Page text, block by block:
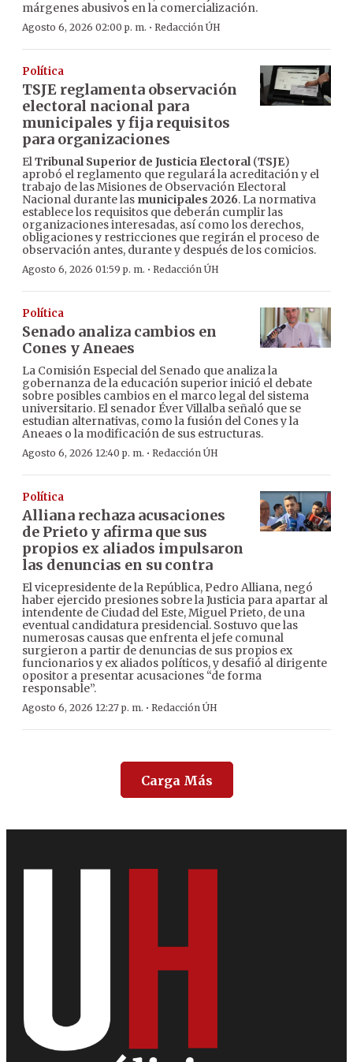
márgenes abusivos en la comercialización.
Agosto 6, 2026 02:00 p. m. · Redacción ÚH
Política
TSJE reglamenta observación
electoral nacional para
municipales y fija requisitos
para organizaciones
ElTribunal Superior de Justicia Electoral(TSJE)
aprobó el reglamento que regulará la acreditación y el
trabajo de las Misiones de Observación Electoral
Nacional durante las municipales 2026. La normativa
establece los requisitos que deberán cumplir las
organizaciones interesadas, así como los derechos,
obligaciones y restricciones que regirán el proceso de
observación antes, durante y después de los comicios.
Agosto 6, 2026 01:59 p. m. · Redacción ÚH
Política
Senado analiza cambios en
Cones y Aneaes
La Comisión Especial del Senado que analiza la
gobernanza de la educación superior inició el debate
sobre posibles cambios en el marco legal del sistema
universitario. El senador Éver Villalba señaló que se
estudian alternativas, como la fusión del Cones y la
Aneaes o la modificación de sus estructuras.
Agosto 6, 2026 12:40 p. m. · Redacción ÚH
Política
Alliana rechaza acusaciones
de Prieto y afirma que sus
propios ex aliados impulsaron
las denuncias en su contra
El vicepresidente de la República, Pedro Alliana, negó
haber ejercido presiones sobre la Justicia para apartar al
intendente de Ciudad del Este, Miguel Prieto, de una
eventual candidatura presidencial. Sostuvo que las
numerosas causas que enfrenta el jefe comunal
surgieron a partir de denuncias de sus propios ex
funcionarios y ex aliados políticos, y desafió al dirigente
opositor a presentar acusaciones “de forma
responsable”.
Agosto 6, 2026 12:27 p. m. · Redacción ÚH
Carga Más